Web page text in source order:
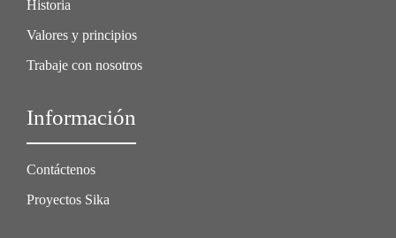
Historia
Valores y principios
Trabaje con nosotros
Información
Contáctenos
Proyectos Sika